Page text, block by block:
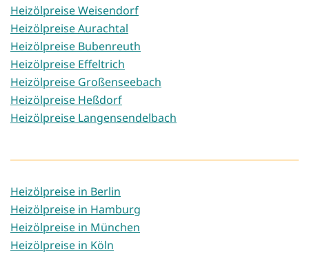
Heizölpreise Weisendorf
Heizölpreise Aurachtal
Heizölpreise Bubenreuth
Heizölpreise Effeltrich
Heizölpreise Großenseebach
Heizölpreise Heßdorf
Heizölpreise Langensendelbach
Heizölpreise in Berlin
Heizölpreise in Hamburg
Heizölpreise in München
Heizölpreise in Köln